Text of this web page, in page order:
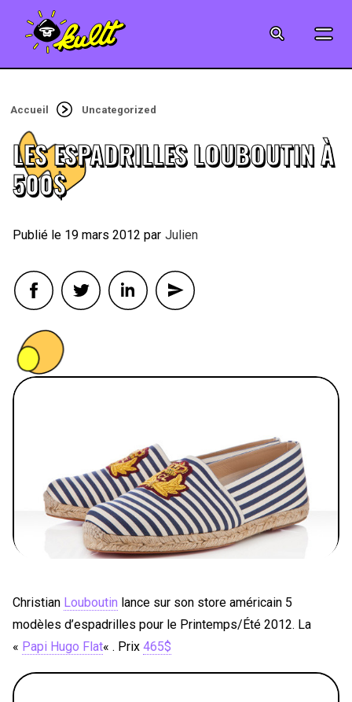
MUSIQUE
JEUX-VIDÉO
BONS PLANS
SOUTENEZ KULTT
Accueil Uncategorized
LES ESPADRILLES LOUBOUTIN À
500$
19 mars 2012 By Julien
Christian Louboutin lance sur son store américain 5
modèles d’espadrilles pour le Printemps/Été 2012. La
« Papi Hugo Flat« . Prix 465$